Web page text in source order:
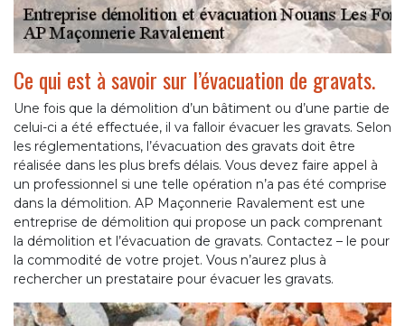
Ce qui est à savoir sur l’évacuation de gravats.
Une fois que la démolition d’un bâtiment ou d’une partie de
celui-ci a été effectuée, il va falloir évacuer les gravats. Selon
les réglementations, l’évacuation des gravats doit être
réalisée dans les plus brefs délais. Vous devez faire appel à
un professionnel si une telle opération n’a pas été comprise
dans la démolition. AP Maçonnerie Ravalement est une
entreprise de démolition qui propose un pack comprenant
la démolition et l’évacuation de gravats. Contactez – le pour
la commodité de votre projet. Vous n’aurez plus à
rechercher un prestataire pour évacuer les gravats.